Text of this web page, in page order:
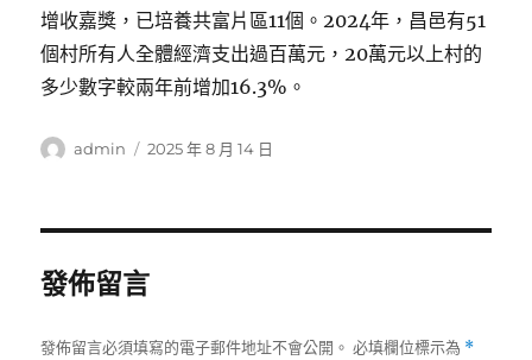
增收嘉獎，已培養共富片區11個。2024年，昌邑有51
個村所有人全體經濟支出過百萬元，20萬元以上村的
多少數字較兩年前增加16.3%。
作
admin
發
2025 年 8 月 14 日
發佈留言
發佈留言必須填寫的電子郵件地址不會公開。 必填欄位標示為 *